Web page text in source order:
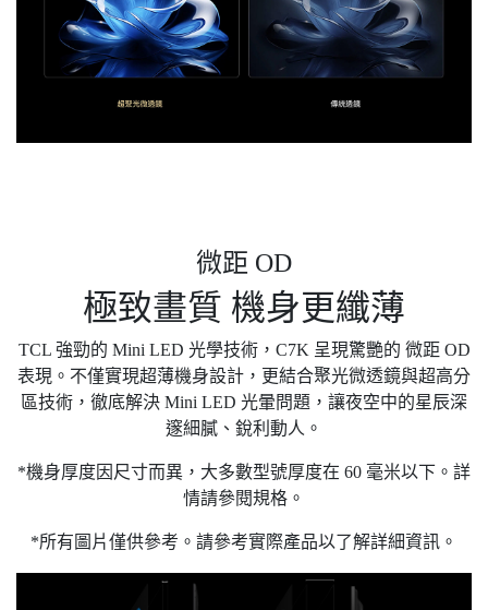
微距 OD
極致畫質 機身更纖薄
TCL 強勁的 Mini LED 光學技術，C7K 呈現驚艷的 微距 OD
表現。不僅實現超薄機身設計，更結合聚光微透鏡與超高分
區技術，徹底解決 Mini LED 光暈問題，讓夜空中的星辰深
邃細膩、銳利動人。
*機身厚度因尺寸而異，大多數型號厚度在 60 毫米以下。詳
情請參閱規格。
*所有圖片僅供參考。請參考實際產品以了解詳細資訊。